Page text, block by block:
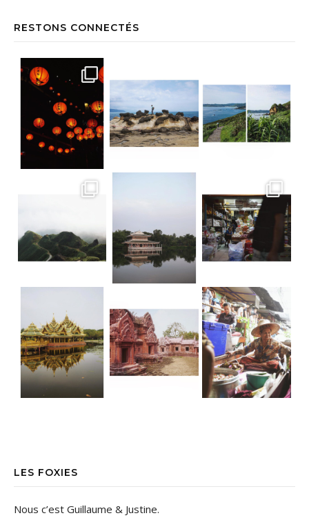
RESTONS CONNECTÉS
LES FOXIES
Nous c’est Guillaume & Justine.